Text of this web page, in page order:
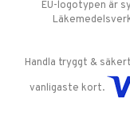
EU-logotypen är
Handla tryggt &
vanligaste kort.